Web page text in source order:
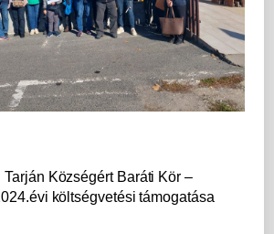
Tarján Községért Baráti Kör –
költségvetési támogatása